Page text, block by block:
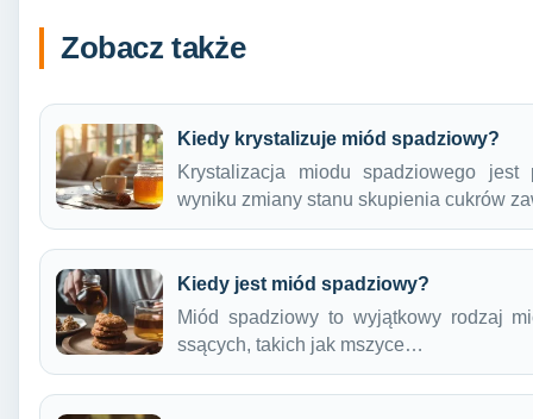
Zobacz także
Kiedy krystalizuje miód spadziowy?
Krystalizacja miodu spadziowego
wyniku zmiany stanu skupienia cukrów
Kiedy jest miód spadziowy?
Miód spadziowy to wyjątkowy rodzaj
ssących, takich jak mszyce…